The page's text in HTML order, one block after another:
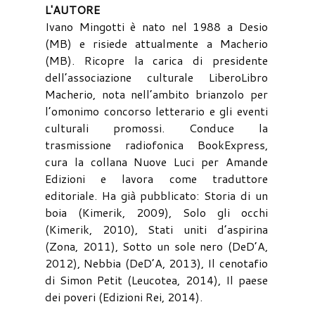
L'AUTORE
Ivano Mingotti è nato nel 1988 a Desio
(MB) e risiede attualmente a Macherio
(MB). Ricopre la carica di presidente
dell’associazione culturale LiberoLibro
Macherio, nota nell’ambito brianzolo per
l’omonimo concorso letterario e gli eventi
culturali promossi. Conduce la
trasmissione radiofonica BookExpress,
cura la collana Nuove Luci per Amande
Edizioni e lavora come traduttore
editoriale. Ha già pubblicato: Storia di un
boia (Kimerik, 2009), Solo gli occhi
(Kimerik, 2010), Stati uniti d’aspirina
(Zona, 2011), Sotto un sole nero (DeD’A,
2012), Nebbia (DeD’A, 2013), Il cenotafio
di Simon Petit (Leucotea, 2014), Il paese
dei poveri (Edizioni Rei, 2014).